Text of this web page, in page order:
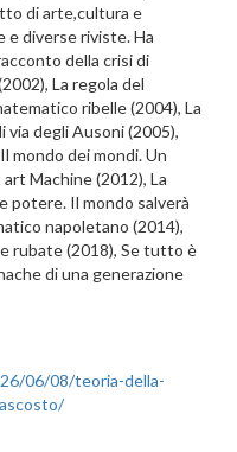
di arte,cultura e
e diverse riviste. Ha
della crisi di
La regola del
ribelle (2004), La
via degli Ausoni (2005),
mondo dei mondi. Un
Machine (2012), La
potere. Il mondo salverà
napoletano (2014),
rubate (2018), Se tutto è
di una generazione
06/08/teoria-della-